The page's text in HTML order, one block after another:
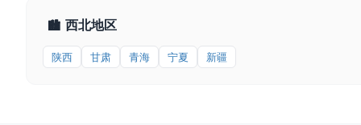
🏙 西北地区
陕西 甘肃 青海 宁夏 新疆